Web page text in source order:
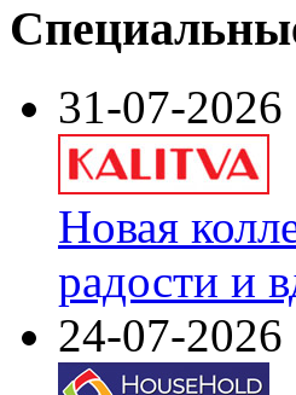
31-07-2026
Новая
радости и
24-07-2026